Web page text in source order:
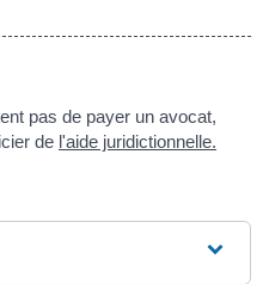
pas de payer un avocat,
de l'aide juridictionnelle.